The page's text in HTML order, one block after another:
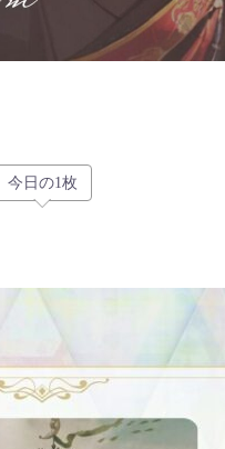
今日の1枚